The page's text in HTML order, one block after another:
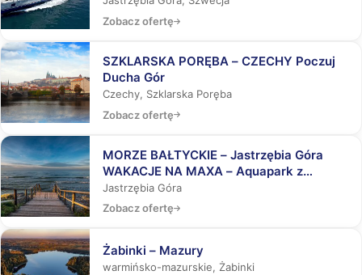
Zobacz ofertę
SZKLARSKA PORĘBA – CZECHY Poczuj
Ducha Gór
Czechy, Szklarska Poręba
Zobacz ofertę
MORZE BAŁTYCKIE – Jastrzębia Góra
WAKACJE NA MAXA – Aquapark z
rekinami, Laser Tag, Misja Specjalna
Jastrzębia Góra
Zobacz ofertę
Żabinki – Mazury
warmińsko-mazurskie, Żabinki